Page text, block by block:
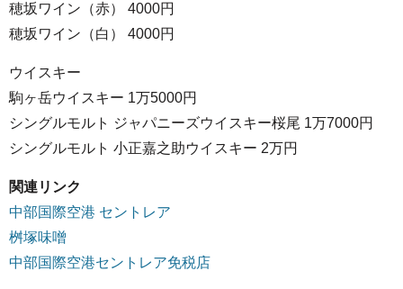
穂坂ワイン（赤） 4000円
穂坂ワイン（白） 4000円
ウイスキー
駒ヶ岳ウイスキー 1万5000円
シングルモルト ジャパニーズウイスキー桜尾 1万7000円
シングルモルト 小正嘉之助ウイスキー 2万円
関連リンク
中部国際空港 セントレア
桝塚味噌
中部国際空港セントレア免税店